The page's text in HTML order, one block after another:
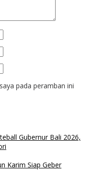
pada peramban ini
Gubernur Bali 2026,
Karim Siap Geber